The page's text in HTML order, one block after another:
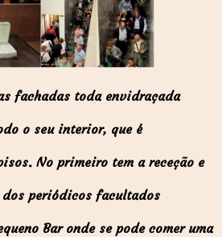
fachadas toda envidraçada
o seu interior, que é
No primeiro tem a receção e
periódicos facultados
Bar onde se pode comer uma